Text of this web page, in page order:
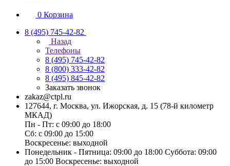
0 Корзина
8 (495) 745-42-82
Назад
Телефоны
8 (495) 745-42-82
8 (800) 333-42-82
8 (495) 845-42-82
Заказать звонок
zakaz@ctpl.ru
127644, г. Москва, ул. Ижорская, д. 15 (78-й километр
МКАД)
Пн - Пт: с 09:00 до 18:00
Сб: с 09:00 до 15:00
Воскресенье: выходной
Понедельник - Пятница: 09:00 до 18:00 Суббота: 09:00
до 15:00 Воскресенье: выходной